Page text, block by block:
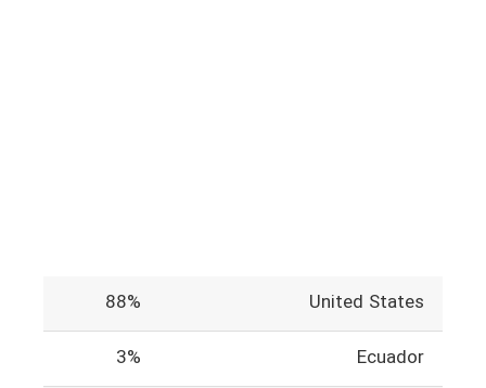
United States
88%
Ecuador
3%